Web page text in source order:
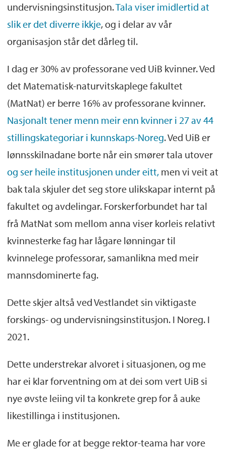
undervisningsinstitusjon.Tala viser imidlertid at
slik er det diverre ikkje, og i delar av vår
organisasjon står det dårleg til.
I dag er 30% av professorane ved UiB kvinner. Ved
det Matematisk-naturvitskaplege fakultet
(MatNat) er berre 16% av professorane kvinner.
Nasjonalt tener menn meir enn kvinner i 27 av 44
stillingskategoriar i kunnskaps-Noreg. Ved UiB er
lønnsskilnadane borte når ein smører tala utover
og ser heile institusjonen under eitt,men vi veit at
bak tala skjuler det seg store ulikskapar internt på
fakultet og avdelingar. Forskerforbundet har tal
frå MatNat som mellom anna viser korleis relativt
kvinnesterke fag har lågare lønningar til
kvinnelege professorar, samanlikna med meir
mannsdominerte fag.
Dette skjer altså ved Vestlandet sin viktigaste
forskings- og undervisningsinstitusjon. I Noreg. I
2021.
Dette understrekar alvoret i situasjonen, og me
har ei klar forventning om at dei som vert UiB si
nye øvste leiing vil ta konkrete grep for å auke
likestillinga i institusjonen.
Me er glade for at begge rektor-teama har vore